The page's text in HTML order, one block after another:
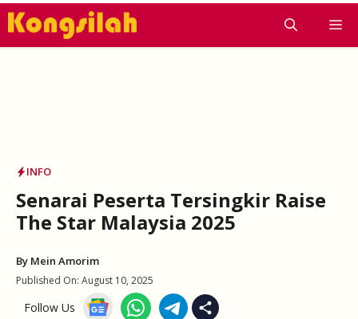
Skip
INFO
Senarai Peserta Tersingkir Raise
The Star Malaysia 2025
By Mein Amorim
Published On: August 10, 2025
Follow Us